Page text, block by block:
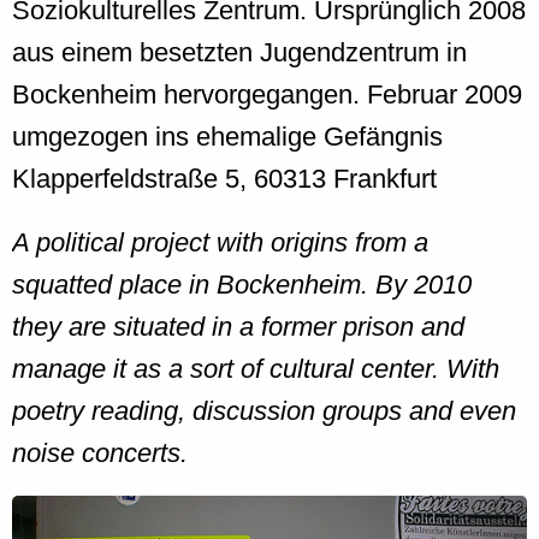
Soziokulturelles Zentrum. Ursprünglich 2008
aus einem besetzten Jugendzentrum in
Bockenheim hervorgegangen. Februar 2009
umgezogen ins ehemalige Gefängnis
Klapperfeldstraße 5, 60313 Frankfurt
A political project with origins from a
squatted place in Bockenheim. By 2010
they are situated in a former prison and
manage it as a sort of cultural center. With
poetry reading, discussion groups and even
noise concerts.